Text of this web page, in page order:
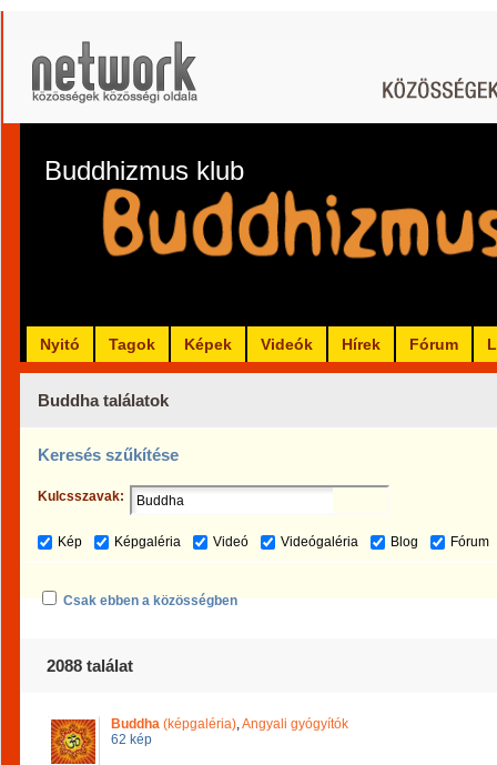
Buddhizmus klub
Nyitó Tagok Képek Videók Hírek Fórum
Buddha találatok
Keresés szűkítése
Kulcsszavak:
Kép Képgaléria Videó Videógaléria Blog Fórum
Csak ebben a közösségben
2088 találat
Buddha (képgaléria),Angyali gyógyítók
62 kép